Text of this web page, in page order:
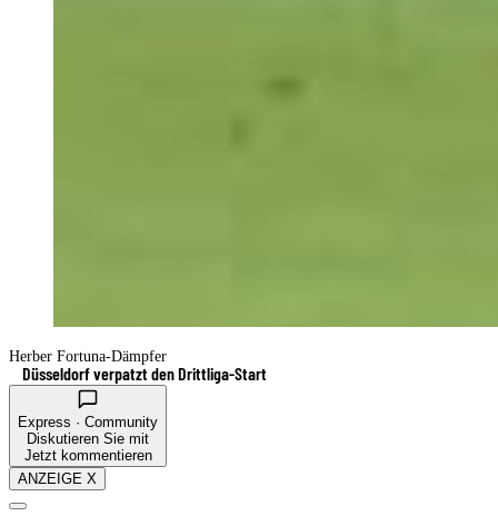
Herber Fortuna-Dämpfer
Düsseldorf verpatzt den Drittliga-Start
Express · Community
Diskutieren Sie mit
Jetzt kommentieren
ANZEIGE X